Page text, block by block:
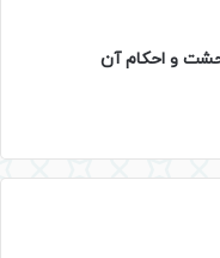
و احکام آن